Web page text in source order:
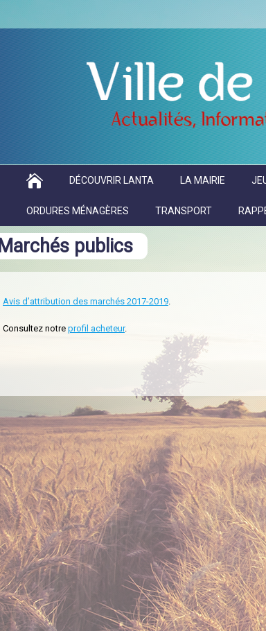
DÉCOUVRIR LANTA LA MAIRIE
ORDURES MÉNAGÈRES TRANSPORT
Marchés publics
Avis d’attribution des marchés 2017-2019.
Consultez notre profil acheteur.